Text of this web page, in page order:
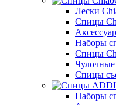
Лески
Cпицы
Наборы
Спицы
Спицы
Наборы